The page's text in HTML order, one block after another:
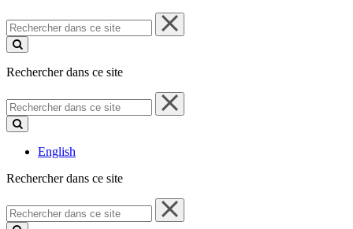
Rechercher
dans
ce
Rechercher dans ce site
Rechercher
dans
ce
English
Rechercher dans ce site
Rechercher
dans